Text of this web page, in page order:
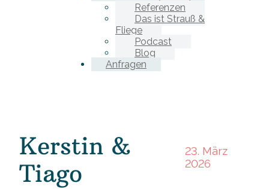
Referenzen
Das ist Strauß &
Fliege
Podcast
Blog
Anfragen
Kerstin &
Tiago
23. März
2026